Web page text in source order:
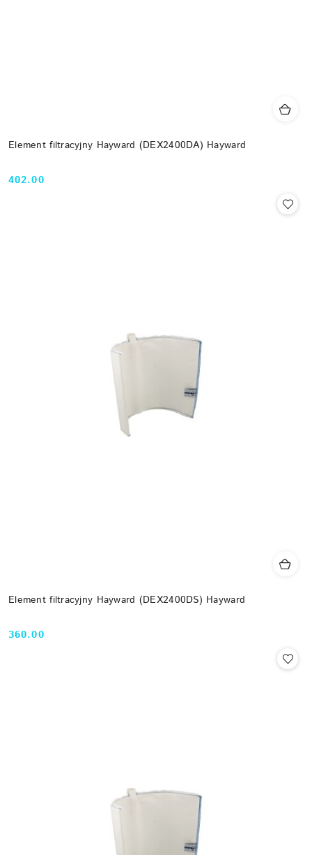
Element filtracyjny Hayward (DEX2400DA) Hayward
Cena:
402.00
Element filtracyjny Hayward (DEX2400DS) Hayward
Cena:
360.00